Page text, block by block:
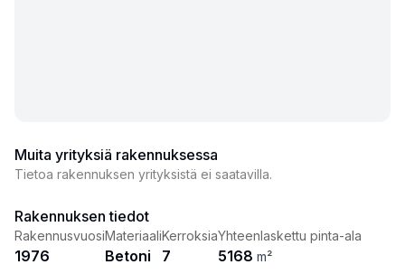
Muita yrityksiä rakennuksessa
Tietoa rakennuksen yrityksistä ei saatavilla.
Rakennuksen tiedot
Rakennusvuosi
1976
Materiaali
Betoni
Kerroksia
7
Yhteenlaskettu pinta-ala
5168 m²